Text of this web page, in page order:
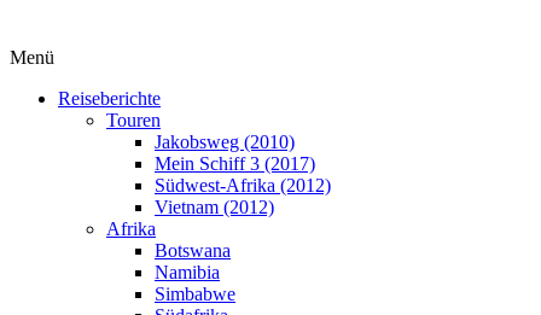
Menü
Reiseberichte
Touren
Jakobsweg (2010)
Mein Schiff 3 (2017)
Südwest-Afrika (2012)
Vietnam (2012)
Afrika
Botswana
Namibia
Simbabwe